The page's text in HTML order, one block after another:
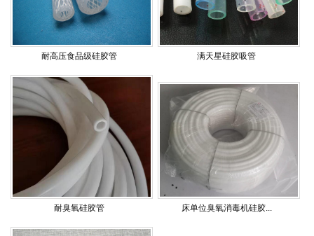
耐高压食品级硅胶管 满天星硅胶吸管
耐臭氧硅胶管 床单位臭氧消毒机硅胶...